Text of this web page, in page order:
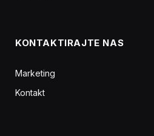
KONTAKTIRAJTE NAS
Marketing
Kontakt